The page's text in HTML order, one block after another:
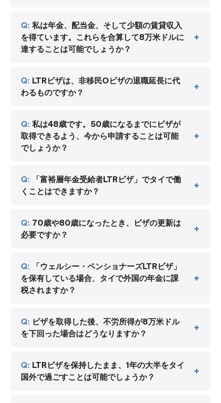
私は年金、配当金、そして少額の賃貸収入
を得ています。これらを合算して8万米ドルに
達することは可能でしょうか？
LTRビザは、非移民Oビザの退職延長に代
わるものですか？
私は48歳です。50歳になるまでにビザが
取得できるよう、今から申請することは可能
でしょうか？
「富裕層年金受給者LTRビザ」でタイで働
くことはできますか？
70歳や80歳になったとき、ビザの更新は
必要ですか？
「ウェルシー・ペンショナーズLTRビザ」
を保有している場合、タイで外国の年金に課
税されますか？
ビザを取得した後、不労所得が8万米ドル
を下回った場合はどうなりますか？
LTRビザを保持したまま、1年の大半をタイ
国外で過ごすことは可能でしょうか？